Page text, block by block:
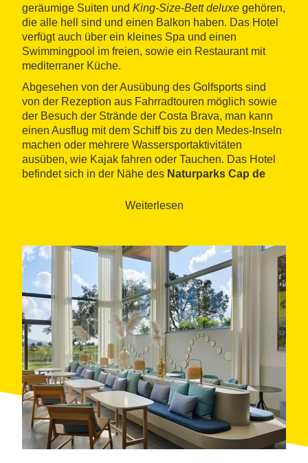
geräumige Suiten und King-Size-Bett deluxe gehören,
die alle hell sind und einen Balkon haben. Das Hotel
verfügt auch über ein kleines Spa und einen
Swimmingpool im freien, sowie ein Restaurant mit
mediterraner Küche.
Abgesehen von der Ausübung des Golfsports sind
von der Rezeption aus Fahrradtouren möglich sowie
der Besuch der Strände der Costa Brava, man kann
einen Ausflug mit dem Schiff bis zu den Medes-Inseln
machen oder mehrere Wassersportaktivitäten
ausüben, wie Kajak fahren oder Tauchen. Das Hotel
befindet sich in der Nähe des Naturparks Cap de
Weiterlesen